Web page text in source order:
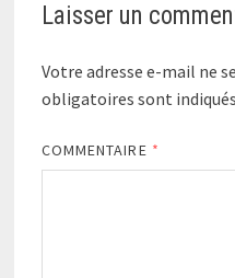
Laisser un
Votre adresse e-mail ne
obligatoires sont
COMMENTAIRE *